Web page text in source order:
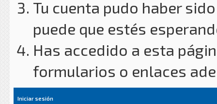
Tu cuenta pudo haber
puede que estés
Has accedido a esta
formularios o enlaces
Iniciar sesión